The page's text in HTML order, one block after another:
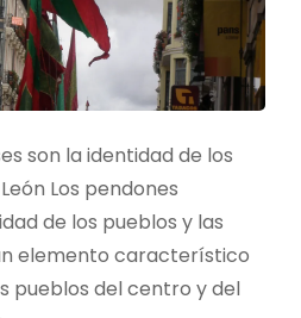
son la identidad de los
Los pendones
de los pueblos y las
elemento característico
pueblos del centro y del